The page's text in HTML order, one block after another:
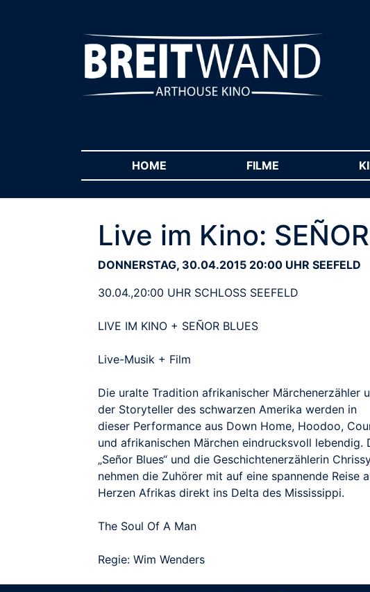
HOME FILME
Live im Kino:
DONNERSTAG, 30.04.2015 20:00 UHR SEEFELD
30.04.,20:00 UHR SCHLOSS SEEFELD
LIVE IM KINO + SEÑOR BLUES
Live-Musik + Film
Die uralte Tradition afrikanischer Märchenerzähler
der Storyteller des schwarzen Amerika werden in
dieser Performance aus Down Home, Hoodoo,
und afrikanischen Märchen eindrucksvoll lebendig.
„Señor Blues“ und die Geschichtenerzählerin
nehmen die Zuhörer mit auf eine spannende Reise
Herzen Afrikas direkt ins Delta des Mississippi.
The Soul Of A Man
Regie: Wim Wenders